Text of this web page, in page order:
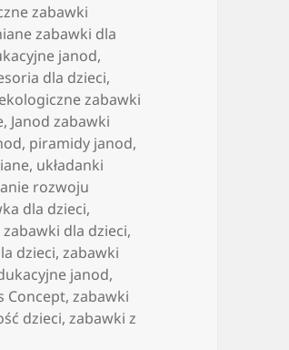
zabawki
zabawki dla
janod,
dla dzieci,
ekologiczne zabawki
, Janod zabawki
, piramidy janod,
, układanki
rozwoju
dla dzieci,
zabawki dla dzieci,
dzieci,zabawki
janod,
Concept,zabawki
dzieci,zabawki z